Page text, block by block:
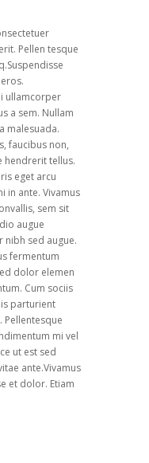
Pellen tesque
ullamcorper
a sem. Nullam
malesuada.
faucibus non,
hendrerit tellus.
eget arcu
in ante. Vivamus
sem sit
augue
sed augue.
fermentum
dolor elemen
Cum sociis
parturient
Pellentesque
mi vel
ut est sed
ante.Vivamus
et dolor. Etiam